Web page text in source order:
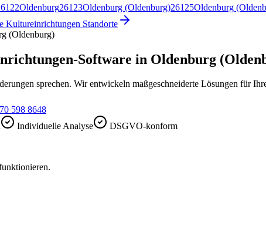
Oldenburg26123Oldenburg (Oldenburg)26125Oldenburg
Kultureinrichtungen Standorte
(Oldenburg)
Software in Oldenburg
sprechen. Wir entwickeln maßgeschneiderte Lösungen für
598 8648
Individuelle Analyse DSGVO-konform